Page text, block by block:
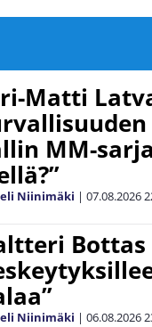
Matti
MM-
Niinimäki | 07.08.2026
Niinimäki | 06.08.2026